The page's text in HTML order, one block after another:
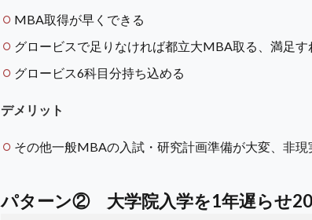
MBA取得が早くできる
グロービスで足りなければ都立大MBA取る、満足
グロービス6科目分持ち込める
デメリット
その他一般MBAの入試・研究計画準備が大変、非現
パターン② 大学院入学を1年遅らせ